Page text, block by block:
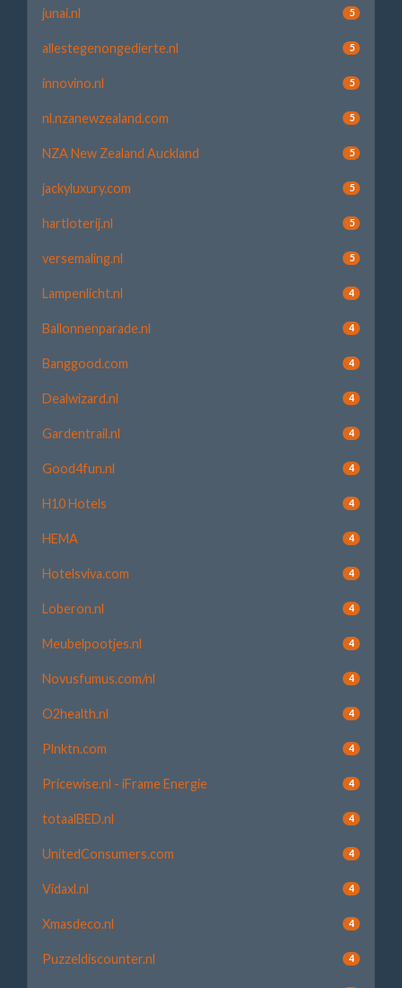
junai.nl 5
allestegenongedierte.nl 5
innovino.nl 5
nl.nzanewzealand.com 5
NZA New Zealand Auckland 5
jackyluxury.com 5
hartloterij.nl 5
versemaling.nl 5
Lampenlicht.nl 4
Ballonnenparade.nl 4
Banggood.com 4
Dealwizard.nl 4
Gardentrail.nl 4
Good4fun.nl 4
H10 Hotels 4
HEMA 4
Hotelsviva.com 4
Loberon.nl 4
Meubelpootjes.nl 4
Novusfumus.com/nl 4
O2health.nl 4
Plnktn.com 4
Pricewise.nl - iFrame Energie 4
totaalBED.nl 4
UnitedConsumers.com 4
Vidaxl.nl 4
Xmasdeco.nl 4
Puzzeldiscounter.nl 4